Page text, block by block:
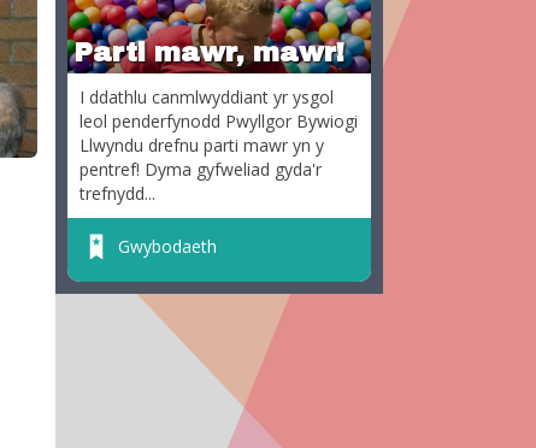
Parti mawr, mawr!
I ddathlu canmlwyddiant yr ysgol
leol penderfynodd Pwyllgor Bywiogi
Llwyndu drefnu parti mawr yn y
pentref! Dyma gyfweliad gyda'r
trefnydd...
Gwybodaeth